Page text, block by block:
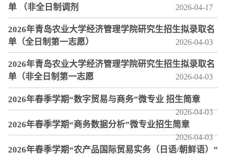
单 （非全日制调剂
2026-04-17
2026年青岛农业大学经济管理学院研究生招生拟录取名
单（全日制第一志愿）
2026-04-03
2026年青岛农业大学经济管理学院研究生招生拟录取名
单（非全日制第一志愿
2026-04-03
2026年春季学期“数字贸易与商务”微专业 招生简章
2026-04-03
2026年春季学期“商务数据分析”微专业招生简章
2026-04-03
2026年春季学期“农产品国际贸易实务（日语/朝鲜语）”